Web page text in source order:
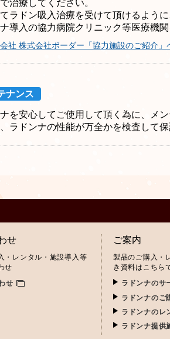
治療してください。
ラドン吸入治療を受けて頂けるよう
導入の協力病院クリニック等医療機
社 株式会社ボーダー「協力施設のご紹介」
ナンス
を安心してご使用して頂く為に、
メ
ラドンナの性能が万全かを検査して
せ
・レンタル・施設導入等
せ
せ
ご案内
製品のご購入・
き資料はこちら
ラドンナのサ
ラドンナのご
ラドンナのレ
ラドンナ提供